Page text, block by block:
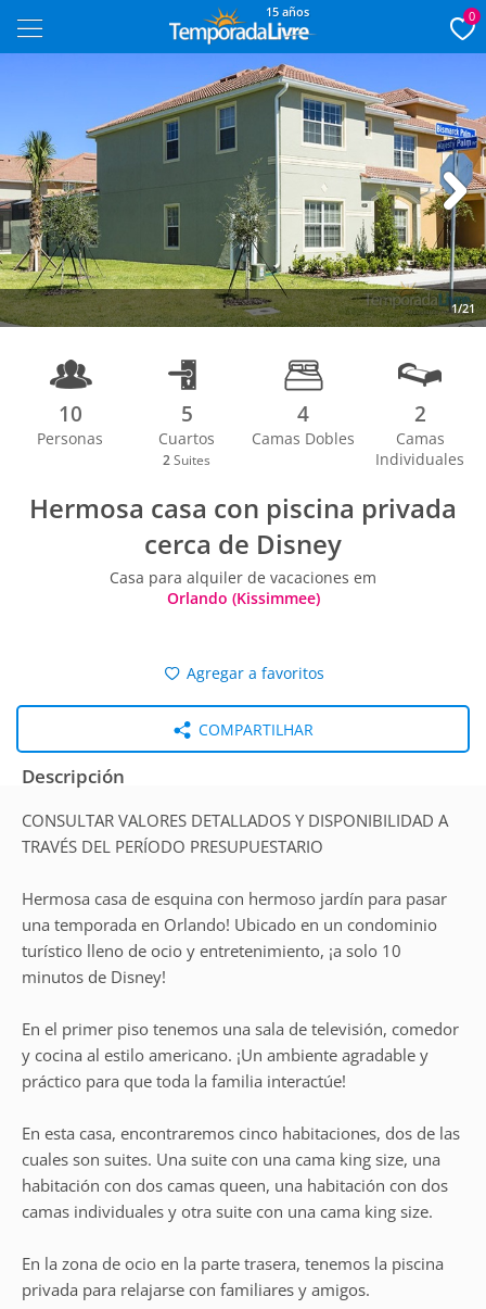
15 años 0
1/21
Next
10
Personas
5
Cuartos
2 Suites
4
Camas Dobles
2
Camas
Individuales
Hermosa casa con piscina privada
cerca de Disney
Casa para alquiler de vacaciones em
Orlando (Kissimmee)
Agregar a favoritos
COMPARTILHAR
Descripción
CONSULTAR VALORES DETALLADOS Y DISPONIBILIDAD A
TRAVÉS DEL PERÍODO PRESUPUESTARIO
Hermosa casa de esquina con hermoso jardín para pasar
una temporada en Orlando! Ubicado en un condominio
turístico lleno de ocio y entretenimiento, ¡a solo 10
minutos de Disney!
En el primer piso tenemos una sala de televisión, comedor
y cocina al estilo americano. ¡Un ambiente agradable y
práctico para que toda la familia interactúe!
En esta casa, encontraremos cinco habitaciones, dos de las
cuales son suites. Una suite con una cama king size, una
habitación con dos camas queen, una habitación con dos
camas individuales y otra suite con una cama king size.
En la zona de ocio en la parte trasera, tenemos la piscina
privada para relajarse con familiares y amigos.